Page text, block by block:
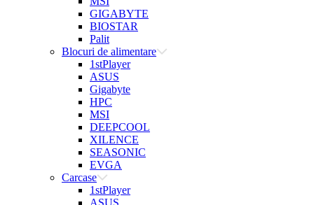
GIGABYTE
BIOSTAR
Palit
Blocuri de alimentare
1stPlayer
ASUS
Gigabyte
HPC
MSI
DEEPCOOL
XILENCE
SEASONIC
EVGA
Carcase
1stPlayer
ASUS